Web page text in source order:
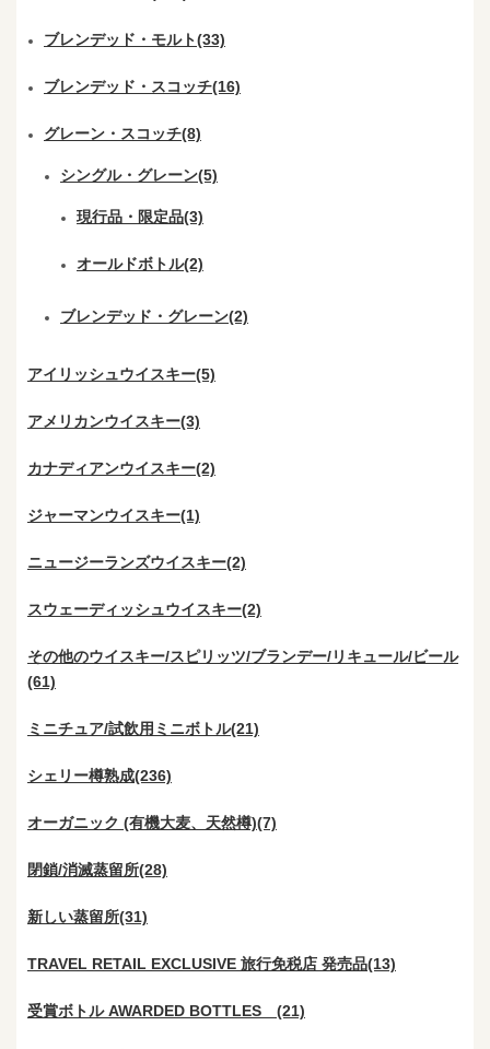
ブレンデッド・モルト(33)
ブレンデッド・スコッチ(16)
グレーン・スコッチ(8)
シングル・グレーン(5)
現行品・限定品(3)
オールドボトル(2)
ブレンデッド・グレーン(2)
アイリッシュウイスキー(5)
アメリカンウイスキー(3)
カナディアンウイスキー(2)
ジャーマンウイスキー(1)
ニュージーランズウイスキー(2)
スウェーディッシュウイスキー(2)
その他のウイスキー/スピリッツ/ブランデー/リキュール/ビール
(61)
ミニチュア/試飲用ミニボトル(21)
シェリー樽熟成(236)
オーガニック (有機大麦、天然樽)(7)
閉鎖/消滅蒸留所(28)
新しい蒸留所(31)
TRAVEL RETAIL EXCLUSIVE 旅行免税店 発売品(13)
受賞ボトル AWARDED BOTTLES (21)